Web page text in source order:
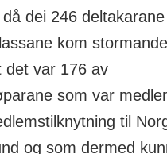
dei 246 deltakarane
kom
det var 176 av
som var
til
og som dermed